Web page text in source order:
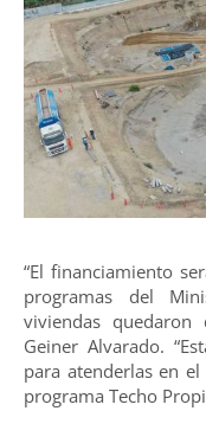
“El financiamiento
programas del
viviendas quedaron
Geiner Alvarado.
para atenderlas en
programa Techo